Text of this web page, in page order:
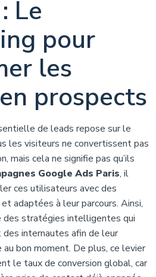
Le
pour
les
prospects
de leads repose sur le
les visiteurs ne convertissent pas
mais cela ne signifie pas qu’ils
Google Ads Paris, il
ces utilisateurs avec des
adaptées à leur parcours. Ainsi,
stratégies intelligentes qui
internautes afin de leur
bon moment. De plus, ce levier
le taux de conversion global, car